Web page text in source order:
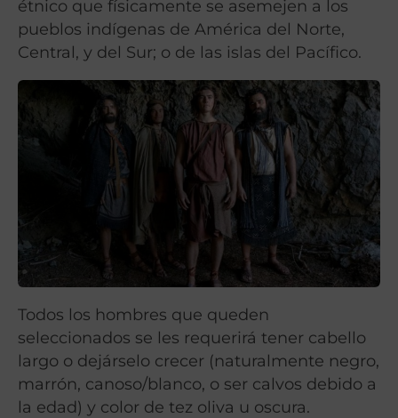
étnico que físicamente se asemejen a los
pueblos indígenas de América del Norte,
Central, y del Sur; o de las islas del Pacífico.
Todos los hombres que queden
seleccionados se les requerirá tener cabello
largo o dejárselo crecer (naturalmente negro,
marrón, canoso/blanco, o ser calvos debido a
la edad) y color de tez oliva u oscura.